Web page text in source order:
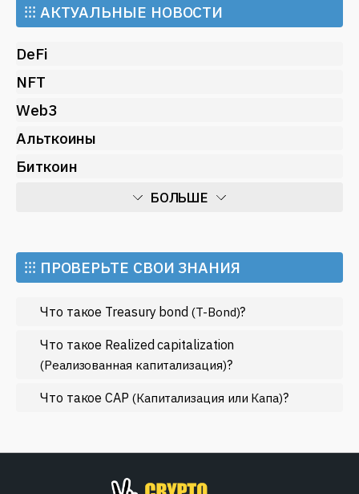
⁝⁝⁝ АКТУАЛЬНЫЕ НОВОСТИ
DeFi
NFT
Web3
Альткоины
Биткоин
БОЛЬШЕ
Майнинг
Метавселенные
Регулирование
Рынок и события
Экономика
Эфириум
⁝⁝⁝ ПРОВЕРЬТЕ СВОИ ЗНАНИЯ
Что такое Treasury bond(T-Bond)?
Что такое Realized capitalization
(Реализованная капитализация)?
Что такое CAP (Капитализация или Капа)?